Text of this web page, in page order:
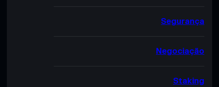
Segurança
Negociação
Staking